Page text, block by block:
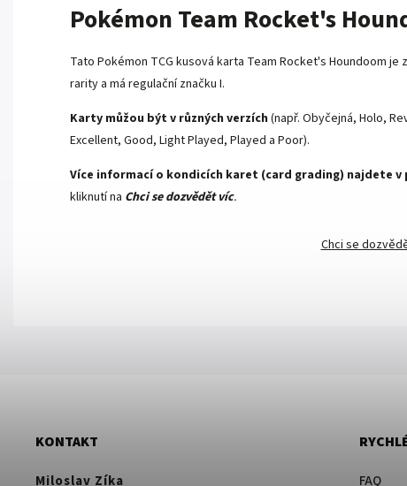
Pokémon Team Rocket's
Tato Pokémon TCG kusová karta Team Rocket's Houndoom
rarity a má regulační značku I.
Karty můžou být v různých verzích (např. Obyčejná, Holo,
Excellent, Good, Light Played, Played a Poor).
Více informací o kondicích karet (card grading) najdete
kliknutí na Chci se dozvědět víc.
Chci se
KONTAKT
Miloslav Zíka FAQ